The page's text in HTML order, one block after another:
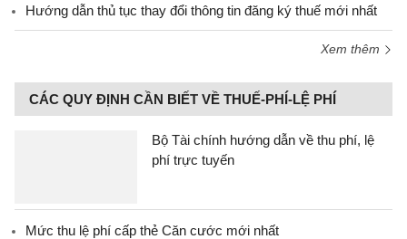
Hướng dẫn thủ tục thay đổi thông tin đăng ký thuế mới nhất
Xem thêm
CÁC QUY ĐỊNH CẦN BIẾT VỀ THUẾ-PHÍ-LỆ PHÍ
Bộ Tài chính hướng dẫn về thu phí, lệ
phí trực tuyến
Mức thu lệ phí cấp thẻ Căn cước mới nhất